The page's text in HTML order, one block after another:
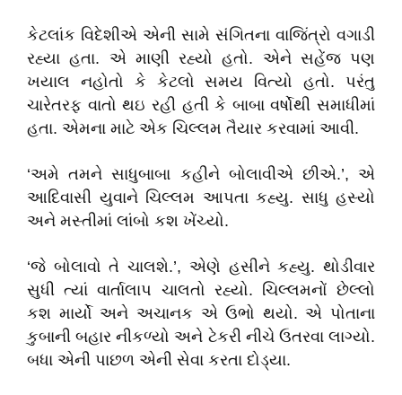
કેટલાંક વિદેશીએ એની સામે સંગિતના વાજિંત્રો વગાડી
રહ્યા હતા. એ માણી રહ્યો હતો. એને સહેંજ પણ
ખયાલ નહોતો કે કેટલો સમય વિત્યો હતો. પરંતુ
ચારેતરફ વાતો થઇ રહી હતી કે બાબા વર્ષોથી સમાધીમાં
હતા. એમના માટે એક ચિલ્લમ તૈયાર કરવામાં આવી.
‘અમે તમને સાધુબાબા કહીને બોલાવીએ છીએ.’, એ
આદિવાસી યુવાને ચિલ્લમ આપતા કહ્યુ. સાધુ હસ્યો
અને મસ્તીમાં લાંબો કશ ખેંચ્યો.
‘જે બોલાવો તે ચાલશે.’, એણે હસીને કહ્યુ. થોડીવાર
સુધી ત્યાં વાર્તાલાપ ચાલતો રહ્યો. ચિલ્લમનોં છેલ્લો
કશ માર્યો અને અચાનક એ ઉભો થયો. એ પોતાના
કુબાની બહાર નીકળ્યો અને ટેકરી નીચે ઉતરવા લાગ્યો.
બધા એની પાછળ એની સેવા કરતા દોડ્યા.